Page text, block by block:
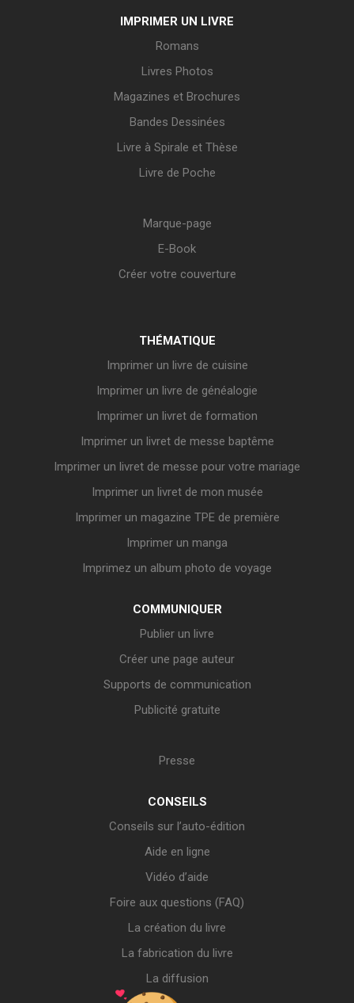
IMPRIMER UN LIVRE
Romans
Livres Photos
Magazines et Brochures
Bandes Dessinées
Livre à Spirale et Thèse
Livre de Poche
Marque-page
E-Book
Créer votre couverture
THÉMATIQUE
Imprimer un livre de cuisine
Imprimer un livre de généalogie
Imprimer un livret de formation
Imprimer un livret de messe baptême
Imprimer un livret de messe pour votre mariage
Imprimer un livret de mon musée
Imprimer un magazine TPE de première
Imprimer un manga
Imprimez un album photo de voyage
COMMUNIQUER
Publier un livre
Créer une page auteur
Supports de communication
Publicité gratuite
Presse
CONSEILS
Conseils sur l’auto-édition
Aide en ligne
Vidéo d’aide
Foire aux questions (FAQ)
La création du livre
La fabrication du livre
La diffusion